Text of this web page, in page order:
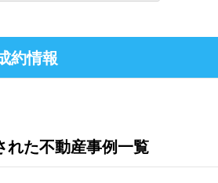
約情報
れた不動産事例一覧